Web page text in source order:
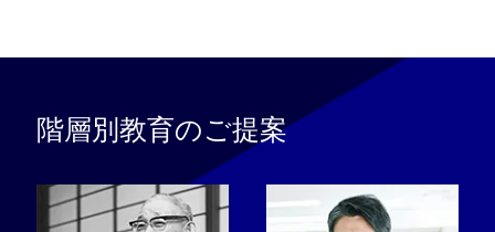
階層別教育のご提案